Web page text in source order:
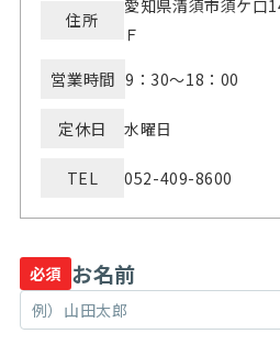
住所
愛知県清須市須ケ口
Ｆ
営業時間 9：30～18：00
定休日 水曜日
TEL 052-409-8600
必須 お名前